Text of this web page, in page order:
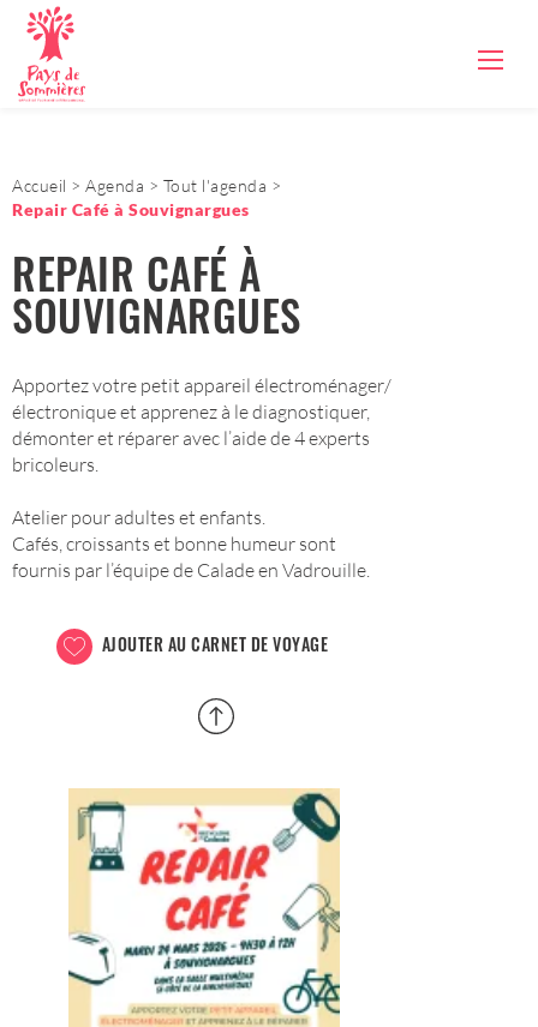
Accueil Agenda
Tout l'agenda
Repair Café à Souvignargues
REPAIR CAFÉ À
SOUVIGNARGUES
Apportez votre petit appareil électroménager/
électronique et apprenez à le diagnostiquer,
démonter et réparer avec l’aide de 4 experts
bricoleurs.
Atelier pour adultes et enfants.
Cafés, croissants et bonne humeur sont
fournis par l’équipe de Calade en Vadrouille.
AJOUTER AU CARNET DE VOYAGE